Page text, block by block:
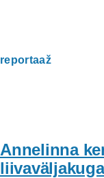
reportaaž
Annelinna